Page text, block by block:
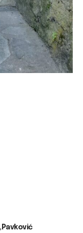
Pavković